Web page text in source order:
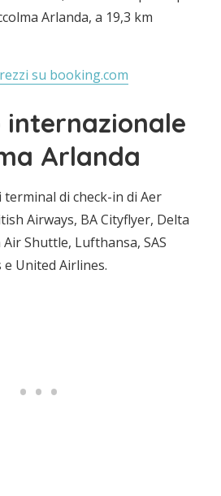
Arlanda, a 19,3 km
su booking.com
Arlanda
di check-in di Aer
Airways, BA Cityflyer, Delta
Shuttle, Lufthansa, SAS
United Airlines.